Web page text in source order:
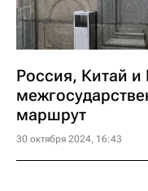
Россия, Китай и
маршрут
30 октября 2024, 16:43